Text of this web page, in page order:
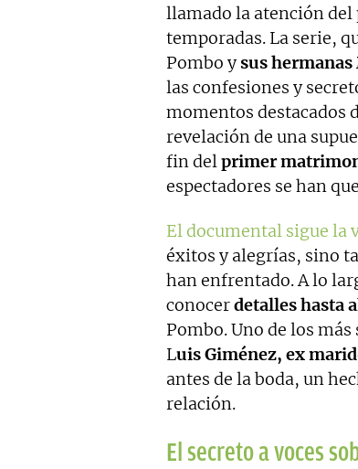
llamado la atención del
temporadas. La serie,
Pombo ysus
las confesiones y
momentos destacados
revelación de una
fin delprimer
espectadores se han
El documental sigue la
éxitos y alegrías, sino
han enfrentado. A lo
conocerdetalles hasta
Pombo. Uno de los
Luis Giménez, ex
antes de la boda, un
relación.
El secreto a voces